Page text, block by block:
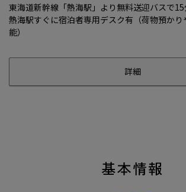
東海道新幹線「熱海駅」より無料送迎バスで
熱海駅すぐに宿泊者専用デスク有（荷物預かり
能）
詳細
基本情報